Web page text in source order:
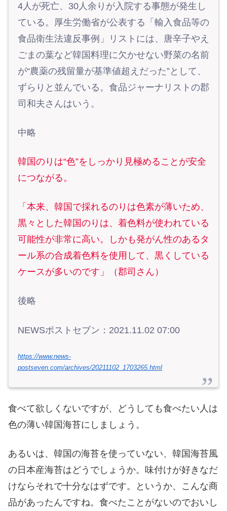
4人が死亡、30人余りが入院する事態が発生し
ている。厚生労働省が公表する「輸入食品等の
食品衛生法違反事例」リストには、唐辛子やえ
ごまの葉など韓国料理に欠かせない野菜の名前
が“農薬の残留量が基準値超えだった”として、
ずらりと並んでいる。食品ジャーナリストの郡
司和夫さんはいう。
中略
韓国のりは“色”をしっかり見極めることが安全
につながる。
「本来、韓国で採れるのりは色素が薄いため、
黒々とした韓国のりは、着色料が使われている
可能性が非常に高い。しかも発がん性のあるタ
ール系の合成着色料を使用して、黒くしている
ケースが多いのです」（郡司さん）
後略
NEWSポストセブン：2021.11.02 07:00
https://www.news-
postseven.com/archives/20211102_1703265.html
食べて欲しくないですが、どうしても食べたい人は
色の薄い韓国海苔にしましょう。
あるいは、韓国の海苔を使っていない、韓国海苔風
の日本産海苔はどうでしょうか。味付けが好きなだ
けならそれで十分なはずです。というか、こんな商
品があったんですね。食べたことがないのでおいし